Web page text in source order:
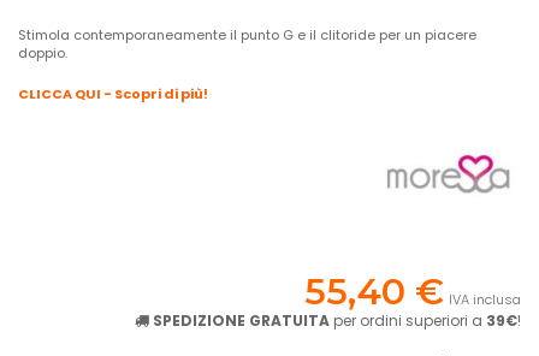
Stimola contemporaneamente il punto G e il clitoride per un piacere
doppio.
CLICCA QUI - Scopri di più!
55,40 € IVA inclusa
SPEDIZIONE GRATUITA per ordini superiori a 39€!